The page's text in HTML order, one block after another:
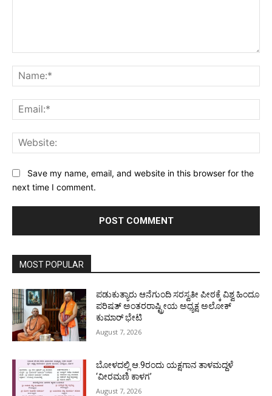
Save my name, email, and website in this browser for the
next time I comment.
MOST POPULAR
ಪಡುಕುತ್ಯಾರು ಆನೆಗುಂದಿ ಸರಸ್ವತೀ ಪೀಠಕ್ಕೆ ವಿಶ್ವ ಹಿಂದೂ
ಪರಿಷತ್ ಅಂತರರಾಷ್ಟ್ರೀಯ ಅಧ್ಯಕ್ಷ ಅಲೋಕ್
ಕುಮಾರ್ ಭೇಟಿ
August 7, 2026
ಬೋಳದಲ್ಲಿ ಆ.9ರಂದು ಯಕ್ಷಗಾನ ತಾಳಮದ್ದಳೆ
‘ವೀರಮಣಿ ಕಾಳಗ’
August 7, 2026